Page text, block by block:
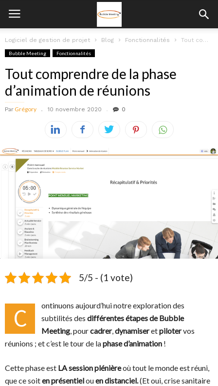
Logiciel de gestion de projet Blog Fonctionnalités Tout comprendre de la phase d’animation de réunions
Bubble Meeting Fonctionnalités
Tout comprendre de la phase
d’animation de réunions
Par Grégory 10 novembre 2020 0
5/5 - (1 vote)
C
ontinuons aujourd’hui notre exploration des
subtilités des différentes étapes de Bubble
Meeting , pourcadrer, dynamiseretpilotervos
réunions ; et c’est le tour de laphase d’animation !
Cette phase est LA session plénièreoù tout le monde est réuni,
que ce soiten présentielouen distanciel.(Et oui, crise sanitaire